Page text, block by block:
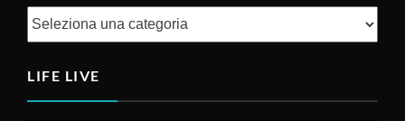
Categorie
LIFE LIVE